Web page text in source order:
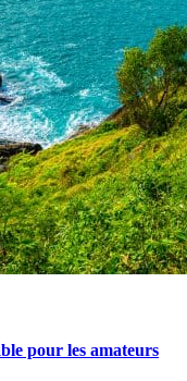
pour les amateurs